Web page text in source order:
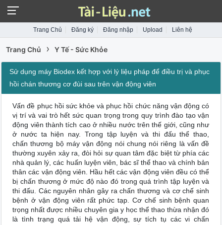
Trang Chủ Đăng ký Đăng nhập Upload Liên hệ
Trang Chủ › Y Tế - Sức Khỏe
Sử dụng máy Biodex kết hợp với lý liệu pháp để điều trị và phục
hồi chán thương cơ đùi sau trên vận động viên
Vấn đề phục hồi sức khỏe và phục hồi chức năng vận động có
vị trí và vai trò hết sức quan trọng trong quy trình đào tạo vận
động viên thành tích cao ở nhiều nước trên thế giới, cũng như
ở nước ta hiện nay. Trong tập luyện và thi đấu thể thao,
chấn thương bộ máy vận động nói chung nói riêng là vấn đề
thường xuyên xảy ra, đòi hỏi sự quan tâm đặc biệt từ phía các
nhà quản lý, các huấn luyện viên, bác sĩ thể thao và chính bản
thân các vận động viên. Hầu hết các vận động viên đều có thể
bị chấn thương ở mức độ nào đó trong quá trình tập luyện và
thi đấu. Các nguyên nhân gây ra chấn thương và cơ chế sinh
bệnh ở vận động viên rất phức tạp. Cơ chế sinh bệnh quan
trọng nhất được nhiều chuyên gia y học thể thao thừa nhận đó
là tình trạng quá tải hệ vận động, sự tích tụ các vi chấn